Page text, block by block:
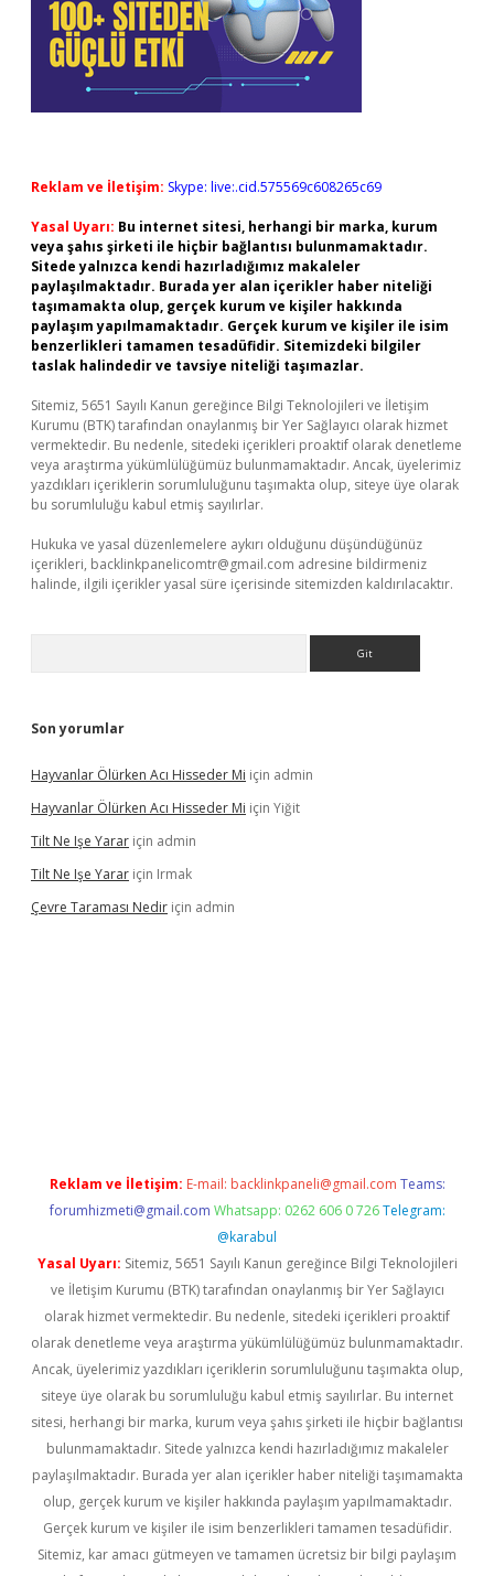
Reklam ve İletişim: Skype: live:.cid.575569c608265c69
Yasal Uyarı: Bu internet sitesi, herhangi bir marka, kurum
veya şahıs şirketi ile hiçbir bağlantısı bulunmamaktadır.
Sitede yalnızca kendi hazırladığımız makaleler
paylaşılmaktadır. Burada yer alan içerikler haber niteliği
taşımamakta olup, gerçek kurum ve kişiler hakkında
paylaşım yapılmamaktadır. Gerçek kurum ve kişiler ile isim
benzerlikleri tamamen tesadüfidir. Sitemizdeki bilgiler
taslak halindedir ve tavsiye niteliği taşımazlar.
Sitemiz, 5651 Sayılı Kanun gereğince Bilgi Teknolojileri ve İletişim
Kurumu (BTK) tarafından onaylanmış bir Yer Sağlayıcı olarak hizmet
vermektedir. Bu nedenle, sitedeki içerikleri proaktif olarak denetleme
veya araştırma yükümlülüğümüz bulunmamaktadır. Ancak, üyelerimiz
yazdıkları içeriklerin sorumluluğunu taşımakta olup, siteye üye olarak
bu sorumluluğu kabul etmiş sayılırlar.
Hukuka ve yasal düzenlemelere aykırı olduğunu düşündüğünüz
içerikleri, backlinkpanelicomtr@gmail.com adresine bildirmeniz
halinde, ilgili içerikler yasal süre içerisinde sitemizden kaldırılacaktır.
Son yorumlar
Hayvanlar Ölürken Acı Hisseder Mi için admin
Hayvanlar Ölürken Acı Hisseder Mi için Yiğit
Tilt Ne Işe Yarar için admin
Tilt Ne Işe Yarar için Irmak
Çevre Taraması Nedir için admin
Reklam ve İletişim: E-mail: backlinkpaneli@gmail.com Teams:
forumhizmeti@gmail.com Whatsapp: 0262 606 0 726 Telegram:
@karabul
Yasal Uyarı: Sitemiz, 5651 Sayılı Kanun gereğince Bilgi Teknolojileri
ve İletişim Kurumu (BTK) tarafından onaylanmış bir Yer Sağlayıcı
olarak hizmet vermektedir. Bu nedenle, sitedeki içerikleri proaktif
olarak denetleme veya araştırma yükümlülüğümüz bulunmamaktadır.
Ancak, üyelerimiz yazdıkları içeriklerin sorumluluğunu taşımakta olup,
siteye üye olarak bu sorumluluğu kabul etmiş sayılırlar. Bu internet
sitesi, herhangi bir marka, kurum veya şahıs şirketi ile hiçbir bağlantısı
bulunmamaktadır. Sitede yalnızca kendi hazırladığımız makaleler
paylaşılmaktadır. Burada yer alan içerikler haber niteliği taşımamakta
olup, gerçek kurum ve kişiler hakkında paylaşım yapılmamaktadır.
Gerçek kurum ve kişiler ile isim benzerlikleri tamamen tesadüfidir.
Sitemiz, kar amacı gütmeyen ve tamamen ücretsiz bir bilgi paylaşım